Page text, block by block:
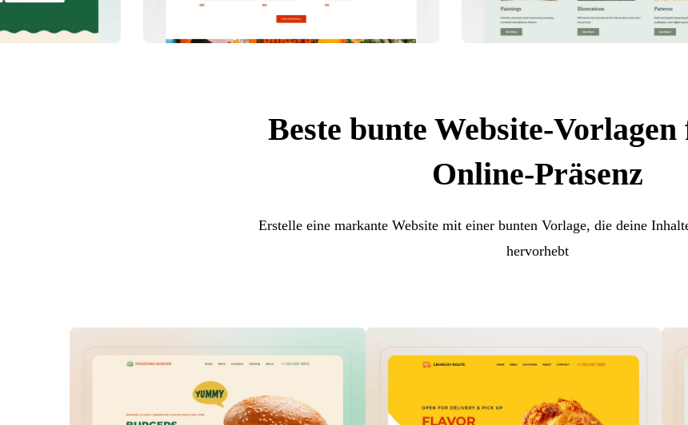
Beste bunte Website-
Online-Präsenz
Erstelle eine markante Website mit einer bunten Vorlage, die deine
hervorhebt